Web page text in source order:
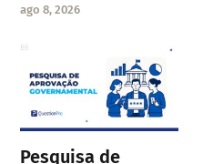
ago 8, 2026
Pesquisa de